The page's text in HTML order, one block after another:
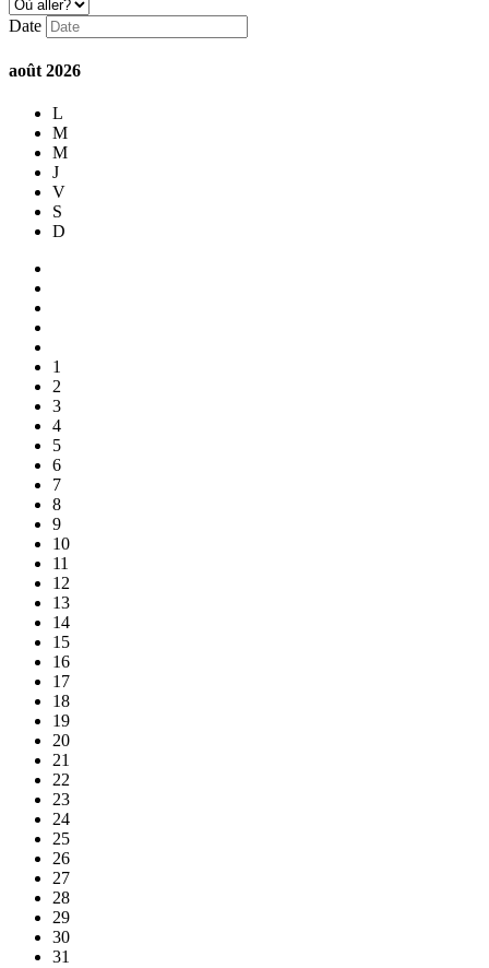
Date
août 2026
L
M
M
J
V
S
D
1
2
3
4
5
6
7
8
9
10
11
12
13
14
15
16
17
18
19
20
21
22
23
24
25
26
27
28
29
30
31